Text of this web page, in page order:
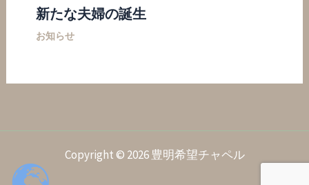
新たな夫婦の誕生
お知らせ
Copyright © 2026 豊明希望チャペル